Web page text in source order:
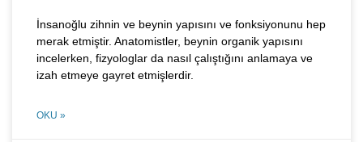
İnsanoğlu zihnin ve beynin yapısını ve fonksiyonunu hep
merak etmiştir. Anatomistler, beynin organik yapısını
incelerken, fizyologlar da nasıl çalıştığını anlamaya ve
izah etmeye gayret etmişlerdir.
OKU »